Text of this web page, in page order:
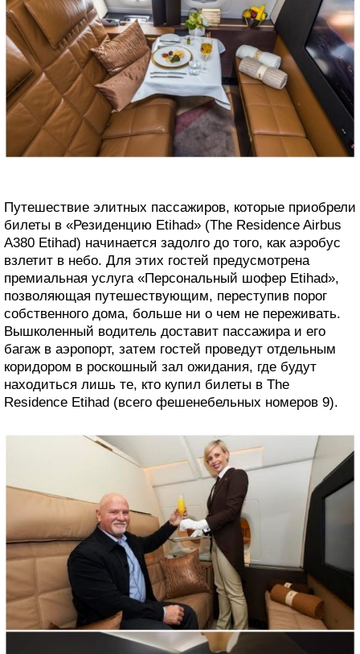
Путешествие элитных пассажиров, которые приобрели
билеты в «Резиденцию Etihad» (The Residence Airbus
A380 Etihad) начинается задолго до того, как аэробус
взлетит в небо. Для этих гостей предусмотрена
премиальная услуга «Персональный шофер Etihad»,
позволяющая путешествующим, переступив порог
собственного дома, больше ни о чем не переживать.
Вышколенный водитель доставит пассажира и его
багаж в аэропорт, затем гостей проведут отдельным
коридором в роскошный зал ожидания, где будут
находиться лишь те, кто купил билеты в The
Residence Etihad (всего фешенебельных номеров 9).